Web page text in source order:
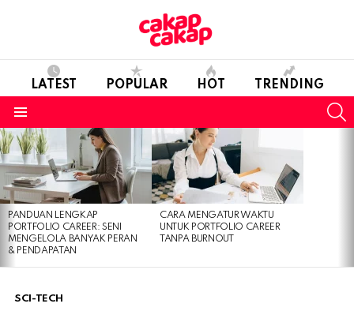
LATEST POPULAR HOT TRENDING
LATEST
STORIES
PANDUAN LENGKAP
PORTFOLIO CAREER: SENI
MENGELOLA BANYAK PERAN
& PENDAPATAN
CARA MENGATUR WAKTU
UNTUK PORTFOLIO CAREER
TANPA BURNOUT
SCI-TECH